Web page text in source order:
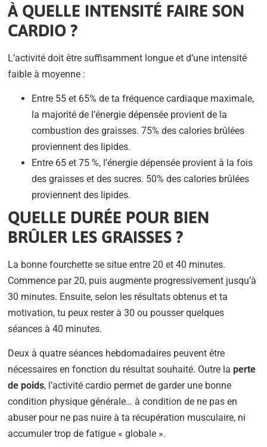
À QUELLE INTENSITÉ FAIRE SON
CARDIO ?
L’activité doit être suffisamment longue et d’une intensité
faible à moyenne :
Entre 55 et 65% de ta fréquence cardiaque maximale,
la majorité de l’énergie dépensée provient de la
combustion des graisses. 75% des calories brûlées
proviennent des lipides.
Entre 65 et 75 %, l’énergie dépensée provient à la fois
des graisses et des sucres. 50% des calories brûlées
proviennent des lipides.
QUELLE DURÉE POUR BIEN
BRÛLER LES GRAISSES ?
La bonne fourchette se situe entre 20 et 40 minutes.
Commence par 20, puis augmente progressivement jusqu’à
30 minutes. Ensuite, selon les résultats obtenus et ta
motivation, tu peux rester à 30 ou pousser quelques
séances à 40 minutes.
Deux à quatre séances hebdomadaires peuvent être
nécessaires en fonction du résultat souhaité. Outre laperte
de poids, l’activité cardio permet de garder une bonne
condition physique générale… à condition de ne pas en
abuser pour ne pas nuire à ta récupération musculaire, ni
accumuler trop de fatigue « globale ».